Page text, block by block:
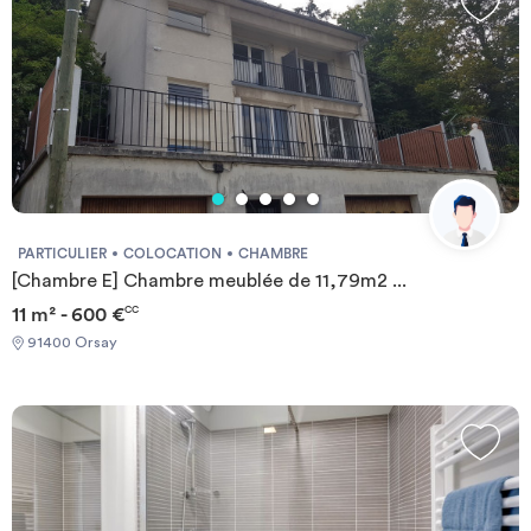
PARTICULIER COLOCATION CHAMBRE
[Chambre E] Chambre meublée de 11,79m2 ...
11 m² - 600 €CC
91400 Orsay